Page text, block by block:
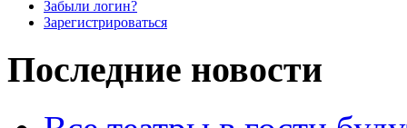
Забыли логин?
Зарегистрироваться
Последние новости